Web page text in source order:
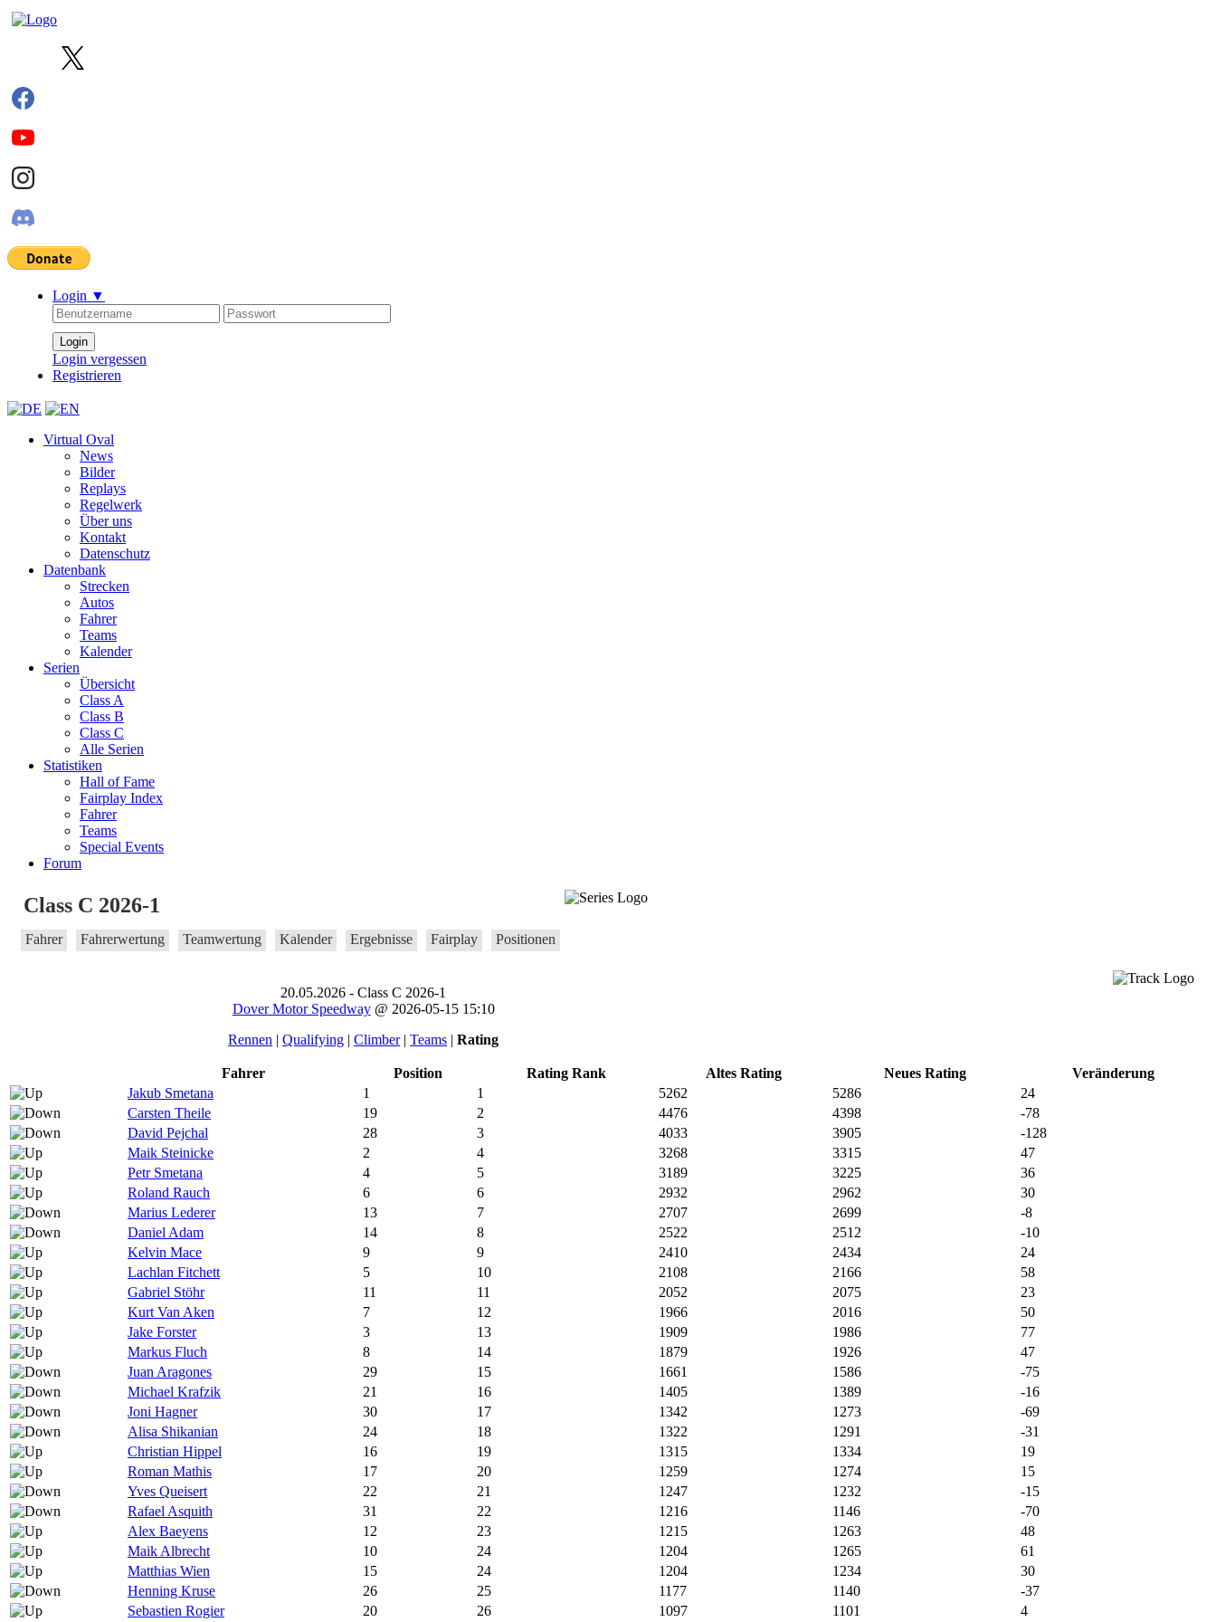
Login ▼
Login vergessen
Registrieren
Virtual Oval
News
Bilder
Replays
Regelwerk
Über uns
Kontakt
Datenschutz
Datenbank
Strecken
Autos
Fahrer
Teams
Kalender
Serien
Übersicht
Class A
Class B
Class C
Alle Serien
Statistiken
Hall of Fame
Fairplay Index
Fahrer
Teams
Special Events
Forum
Class C 2026-1
Fahrer Fahrerwertung Teamwertung Kalender Ergebnisse Fairplay Positionen
20.05.2026 - Class C 2026-1
Dover Motor Speedway@ 2026-05-15 15:10
Rennen |Qualifying |Climber|Teams |Rating
Fahrer Position Rating Rank Altes Rating Neues Rating
Veränderung
Jakub Smetana
1 1 5262 5286
24
Carsten Theile
19 2 4476 4398
-78
David Pejchal
28 3 4033 3905
-128
Maik Steinicke
2 4 3268 3315
47
Petr Smetana
4 5 3189 3225
36
Roland Rauch
6 6 2932 2962
30
Marius Lederer
13 7 2707 2699
-8
Daniel Adam
14 8 2522 2512
-10
Kelvin Mace
9 9 2410 2434
24
Lachlan Fitchett
5 10 2108 2166
58
Gabriel Stöhr
11 11 2052 2075
23
Kurt Van Aken
7 12 1966 2016
50
Jake Forster
3 13 1909 1986
77
Markus Fluch
8 14 1879 1926
47
Juan Aragones
29 15 1661 1586
-75
Michael Krafzik
21 16 1405 1389
-16
Joni Hagner
30 17 1342 1273
-69
Alisa Shikanian
24 18 1322 1291
-31
Christian Hippel
16 19 1315 1334
19
Roman Mathis
17 20 1259 1274
15
Yves Queisert
22 21 1247 1232
-15
Rafael Asquith
31 22 1216 1146
-70
Alex Baeyens
12 23 1215 1263
48
Maik Albrecht
10 24 1204 1265
61
Matthias Wien
15 24 1204 1234
30
Henning Kruse
26 25 1177 1140
-37
Sebastien Rogier
20 26 1097 1101 4